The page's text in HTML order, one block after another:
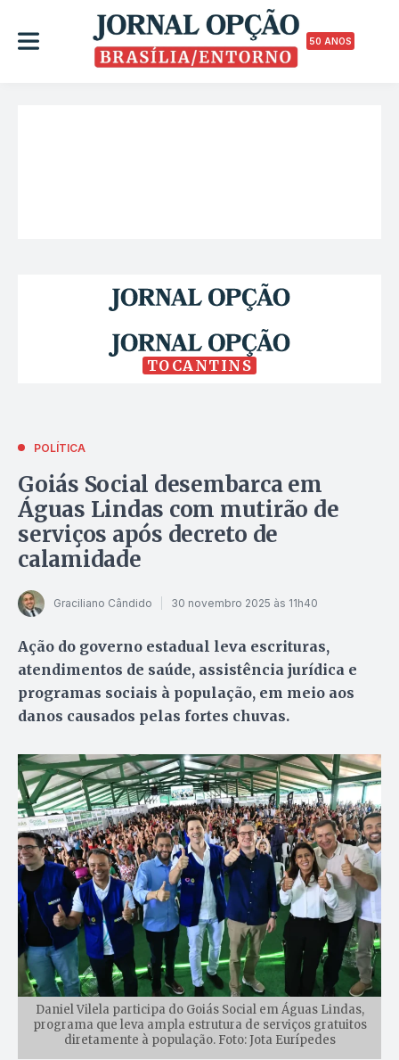
50 ANOS
TOCANTINS
POLÍTICA
Goiás Social desembarca em
Águas Lindas com mutirão de
serviços após decreto de
calamidade
Graciliano Cândido 30 novembro 2025 às 11h40
Ação do governo estadual leva escrituras,
atendimentos de saúde, assistência jurídica e
programas sociais à população, em meio aos
danos causados pelas fortes chuvas.
Daniel Vilela participa do Goiás Social em Águas Lindas,
programa que leva ampla estrutura de serviços gratuitos
diretamente à população. Foto: Jota Eurípedes